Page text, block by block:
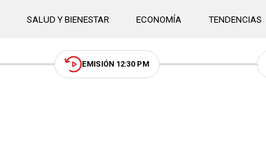
SALUD Y BIENESTAR ECONOMÍA TENDENCIAS
EMISIÓN 12:30 PM